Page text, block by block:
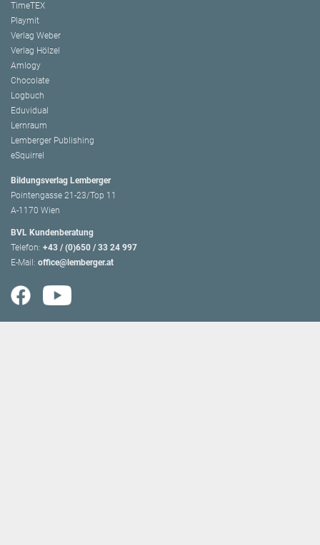
TimeTEX
Playmit
Verlag Weber
Verlag Hölzel
Amlogy
Chocolate
Logbuch
Eduvidual
Lernraum
Lemberger Publishing
eSquirrel
Bildungsverlag Lemberger
Pointengasse 21-23/Top 11
A-1170 Wien
BVL Kundenberatung
Telefon: +43 / (0)650 / 33 24 997
E-Mail: office@lemberger.at